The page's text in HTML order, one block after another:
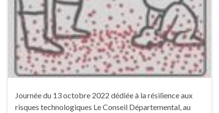
Journée du 13 octobre 2022 dédiée à la résilience aux
risques technologiques Le Conseil Départemental, au